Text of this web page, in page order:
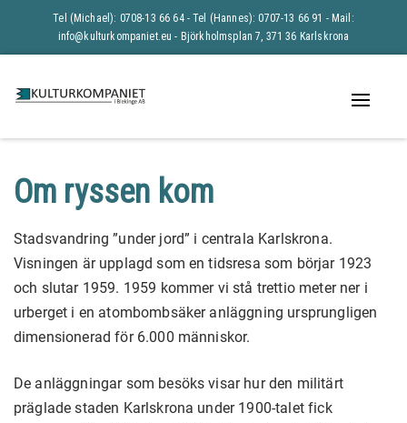
Tel (Michael): 0708-13 66 64 - Tel (Hannes): 0707-13 66 91 - Mail:
info@kulturkompaniet.eu - Björkholmsplan 7, 371 36 Karlskrona
Om ryssen kom
Stadsvandring ”under jord” i centrala Karlskrona.
Visningen är upplagd som en tidsresa som börjar 1923
och slutar 1959. 1959 kommer vi stå trettio meter ner i
urberget i en atombombsäker anläggning ursprungligen
dimensionerad för 6.000 människor.
De anläggningar som besöks visar hur den militärt
präglade staden Karlskrona under 1900-talet fick